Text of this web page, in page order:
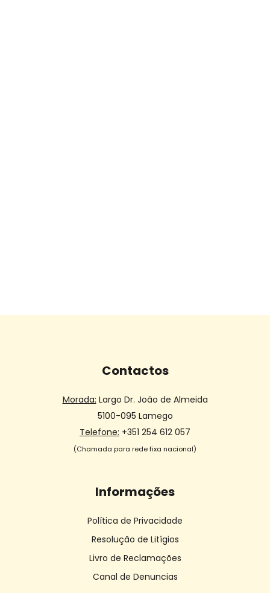
Contactos
Morada: Largo Dr. João de Almeida
5100-095 Lamego
Telefone: +351 254 612 057
(Chamada para rede fixa nacional)
Informações
Política de Privacidade
Resolução de Litígios
Livro de Reclamações
Canal de Denuncias